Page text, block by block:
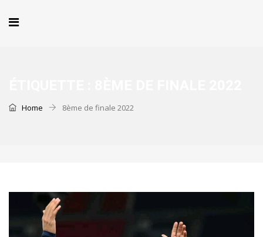
Home 8ème de finale 2022